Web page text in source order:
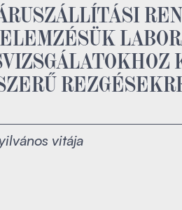
vitája